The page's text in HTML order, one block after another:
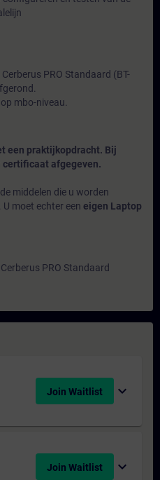
PRO Standaard (BT-
mbo-niveau.
een praktijkopdracht. Bij
certificaat afgegeven.
middelen die u worden
moet echter een eigen Laptop
PRO Standaard
Join Waitlist expand_more
Join Waitlist expand_more